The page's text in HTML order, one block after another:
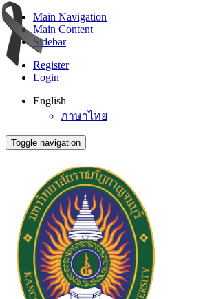
Main Navigation
Main Content
Sidebar
Register
Login
English
ภาษาไทย
Toggle navigation